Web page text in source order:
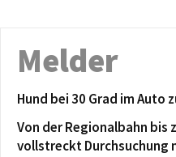
Melder
Hund bei 30 Grad im Auto
Von der Regionalbahn bis
vollstreckt Durchsuchung